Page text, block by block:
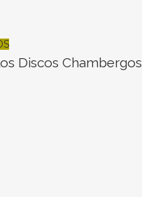
Discos Chambergos